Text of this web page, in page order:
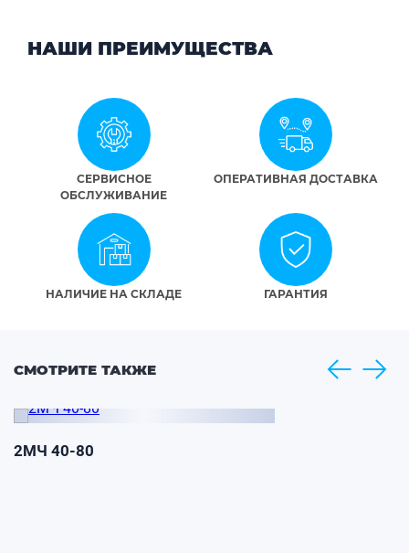
НАШИ ПРЕИМУЩЕСТВА
СЕРВИСНОЕ
ОБСЛУЖИВАНИЕ
ОПЕРАТИВНАЯ ДОСТАВКА
НАЛИЧИЕ НА СКЛАДЕ ГАРАНТИЯ
СМОТРИТЕ ТАКЖЕ
2МЧ 40-80